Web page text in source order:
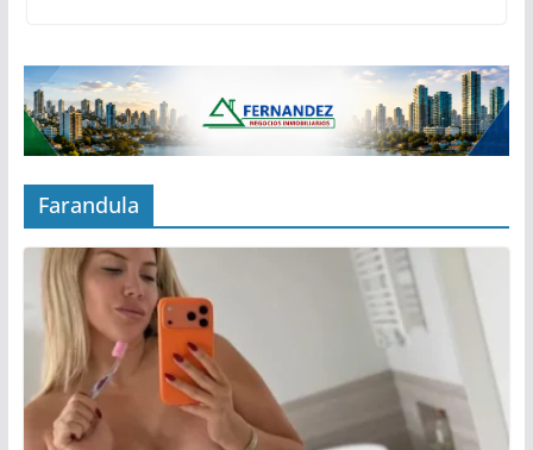
Farandula